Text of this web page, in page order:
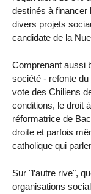
destinés à financer
divers projets
candidate de la
Comprenant aussi
société - refonte
vote des Chiliens
conditions, le droit
réformatrice de
droite et parfois
catholique qui
Sur "l’autre rive",
organisations